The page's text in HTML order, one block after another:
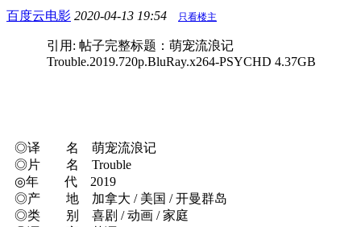
百度云电影 2020-04-13 19:54 只看楼主
引用: 帖子完整标题：萌宠流浪记
Trouble.2019.720p.BluRay.x264-PSYCHD 4.37GB
◎译 名 萌宠流浪记
◎片 名 Trouble
◎年 代 2019
◎产 地 加拿大 / 美国 / 开曼群岛
◎类 别 喜剧 / 动画 / 家庭